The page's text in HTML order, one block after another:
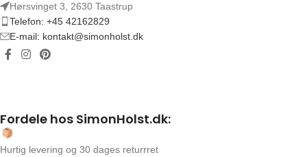
Hørsvinget 3, 2630 Taastrup
Telefon: +45 42162829
E-mail: kontakt@simonholst.dk
Fordele hos SimonHolst.dk:
Hurtig levering og 30 dages returrret